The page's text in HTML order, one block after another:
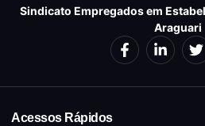
Sindicato Empregados em
Araguari
Acessos Rápidos